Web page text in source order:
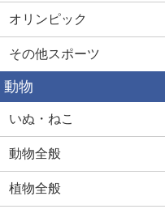
オリンピック
その他スポーツ
動物
いぬ・ねこ
動物全般
植物全般